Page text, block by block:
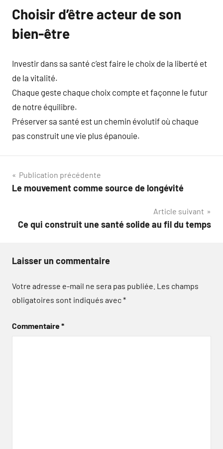
Choisir d’être acteur de son
bien-être
Investir dans sa santé c’est faire le choix de la liberté et
de la vitalité.
Chaque geste chaque choix compte et façonne le futur
de notre équilibre.
Préserver sa santé est un chemin évolutif où chaque
pas construit une vie plus épanouie.
Navigation
de
Publication précédente
Le mouvement comme source de longévité
Article suivant
Ce qui construit une santé solide au fil du temps
Laisser un commentaire
Votre adresse e-mail ne sera pas publiée. Les champs
obligatoires sont indiqués avec*
Commentaire*